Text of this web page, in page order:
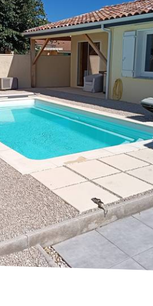
Etappen- und Aufenthaltsunterkunft